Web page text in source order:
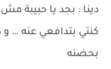
دينا : بجد يا حبيبة
كنتي بتدافعي عنه …
بحضنه